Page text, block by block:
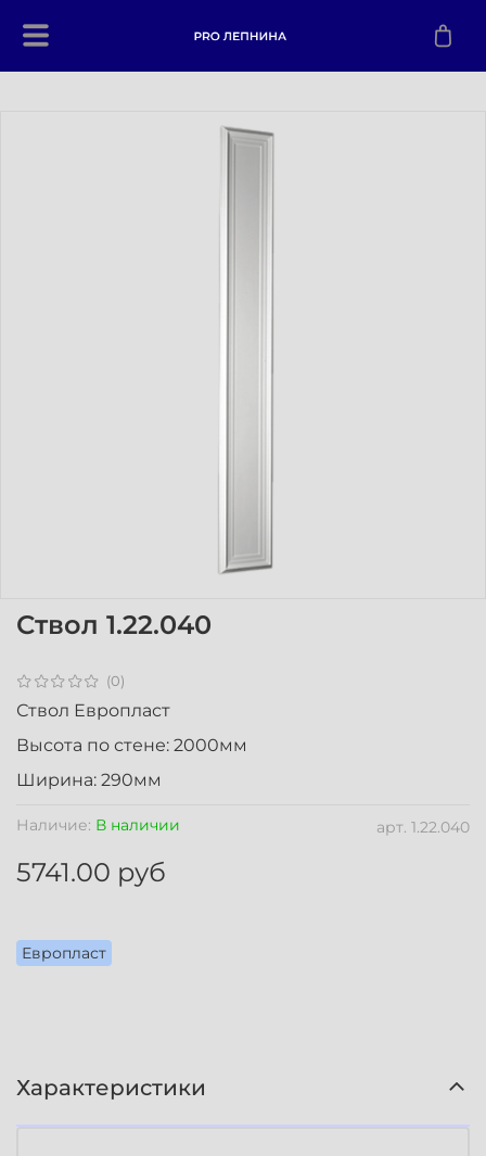
(0)
арт. 1.22.040
Наличие: В наличии
Европласт
Ствол 1.22.040
5741.00 руб
Ствол Европласт
Высота по стене: 2000мм
Ширина: 290мм
Характеристики